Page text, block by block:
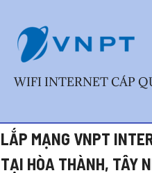
content
WIFI INTERNET CÁP
LẮP MẠNG VNPT
TẠI HÒA THÀNH, TÂY
Post
navigation